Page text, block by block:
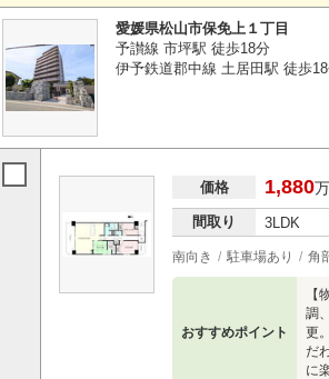
愛媛県松山市保免上１丁目
予讃線 市坪駅 徒歩18分
伊予鉄道郡中線 土居田駅 徒歩
価格 1,880
間取り 3LDK
南向き 駐車場あり 角
おすすめポイント
調
更
だ
に